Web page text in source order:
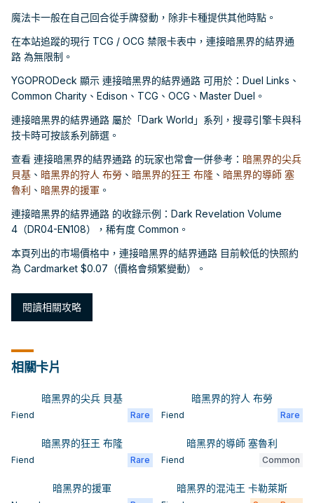
魔法卡一般在自己回合從手牌發動，除非卡種提供其他時點。
在本站追蹤的現行 TCG / OCG 禁限卡表中，連接暗黑界的結界通
路 為無限制。
YGOPRODeck 顯示 連接暗黑界的結界通路 可用於：Duel Links、
Common Charity、Edison、TCG、OCG、Master Duel。
連接暗黑界的結界通路 屬於「Dark World」系列，搜尋引擎卡與科
技卡時可按該系列篩選。
查看 連接暗黑界的結界通路 的玩家也常會一併參考： 暗黑界的尖兵
貝基 、 暗黑界的狩人 布勞 、 暗黑界的狂王 布隆 、 暗黑界的導師 塞
魯利 、 暗黑界的援軍 。
連接暗黑界的結界通路 的收錄示例：Dark Revelation Volume
4（DR04-EN108），稀有度 Common。
本頁列出的市場價格中，連接暗黑界的結界通路 目前較低的快照約
為 Cardmarket $0.07（價格會頻繁變動）。
閱讀相關攻略
相關卡片
暗黑界的尖兵 貝基
Fiend Rare
暗黑界的狩人 布勞
Fiend Rare
暗黑界的狂王 布隆
Fiend Rare
暗黑界的導師 塞魯利
Fiend Common
暗黑界的援軍 暗黑界的混沌王 卡勒萊斯